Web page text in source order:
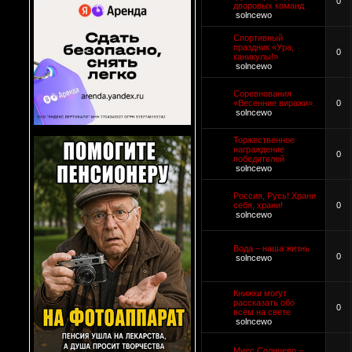
дворовых команд
solncewo
Спортивный
праздник «Ура,
каникулы!»
solncewo
0
Соревнования
«Весенние виражи».
solncewo
0
Торжественное
награждение
победителей
solncewo
0
Россия, Русь! Храни
себя, храни!
solncewo
0
Вода – наша жизнь
solncewo
0
Книжки могут
рассказать обо
всём на свете
solncewo
0